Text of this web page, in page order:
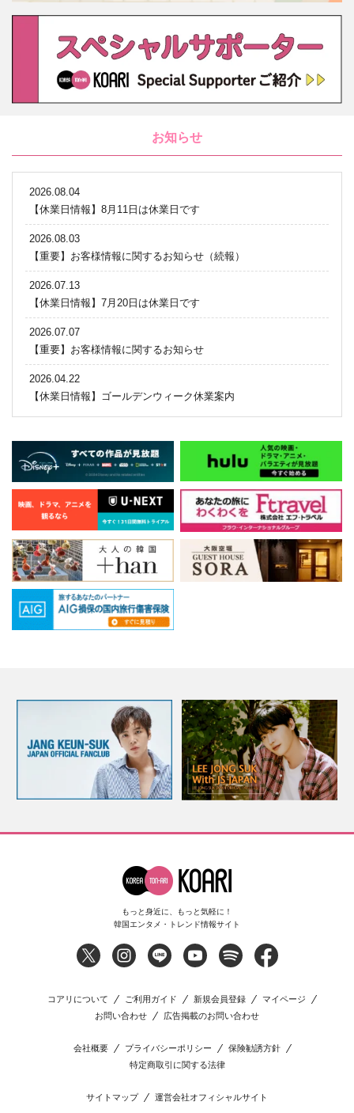
お知らせ
2026.08.04
【休業日情報】8月11日は休業日です
2026.08.03
【重要】お客様情報に関するお知らせ（続報）
2026.07.13
【休業日情報】7月20日は休業日です
2026.07.07
【重要】お客様情報に関するお知らせ
2026.04.22
【休業日情報】ゴールデンウィーク休業案内
もっと身近に、もっと気軽に！
韓国エンタメ・トレンド情報サイト
コアリについて ご利用ガイド 新規会員登録
マイページ
お問い合わせ
広告掲載のお問い合わせ
会社概要 プライバシーポリシー
保険勧誘方針
特定商取引に関する法律
サイトマップ 運営会社オフィシャルサイト